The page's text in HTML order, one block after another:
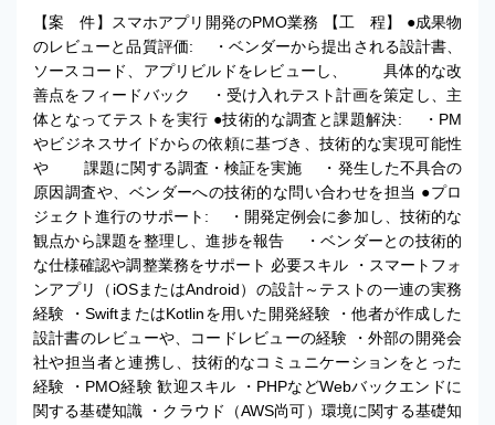
【案 件】スマホアプリ開発のPMO業務 【工 程】 ●成果物
のレビューと品質評価: ・ベンダーから提出される設計書、
ソースコード、アプリビルドをレビューし、 具体的な改
善点をフィードバック ・受け入れテスト計画を策定し、主
体となってテストを実行 ●技術的な調査と課題解決: ・PM
やビジネスサイドからの依頼に基づき、技術的な実現可能性
や 課題に関する調査・検証を実施 ・発生した不具合の
原因調査や、ベンダーへの技術的な問い合わせを担当 ●プロ
ジェクト進行のサポート: ・開発定例会に参加し、技術的な
観点から課題を整理し、進捗を報告 ・ベンダーとの技術的
な仕様確認や調整業務をサポート 必要スキル ・スマートフォ
ンアプリ（iOSまたはAndroid）の設計～テストの一連の実務
経験 ・SwiftまたはKotlinを用いた開発経験 ・他者が作成した
設計書のレビューや、コードレビューの経験 ・外部の開発会
社や担当者と連携し、技術的なコミュニケーションをとった
経験 ・PMO経験 歓迎スキル ・PHPなどWebバックエンドに
関する基礎知識 ・クラウド（AWS尚可）環境に関する基礎知